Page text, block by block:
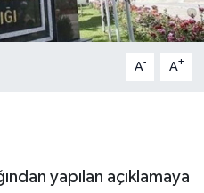
A- A+
yapılan açıklamaya